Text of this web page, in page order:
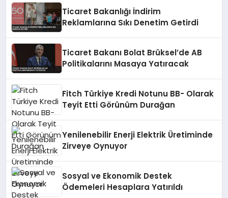
Ticaret Bakanlığı İndirim
Reklamlarına Sıkı Denetim Getirdi
Ticaret Bakanı Bolat Brüksel’de AB
Politikalarını Masaya Yatıracak
Fitch Türkiye Kredi Notunu BB- Olarak
Teyit Etti Görünüm Durağan
Yenilenebilir Enerji Elektrik Üretiminde
Zirveye Oynuyor
Sosyal ve Ekonomik Destek
Ödemeleri Hesaplara Yatırıldı